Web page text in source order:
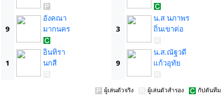
9
อังคณา
มากนคร
1
อินทิรา
นกสี
3
น.ส นภาพร
ถิ่นเขาต่อ
9
น.ส.ณัฐวดี
แก้วอุทัย
ผู้เล่นตัวจริง ผู้เล่นตัวสำรอง กัปตันทีม